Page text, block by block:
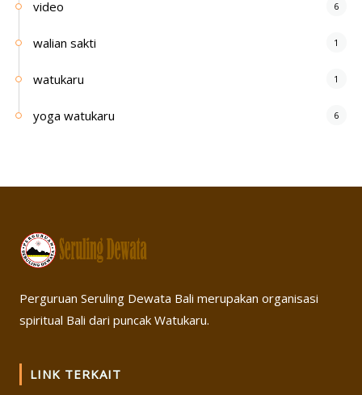
video 6
walian sakti 1
watukaru 1
yoga watukaru 6
Perguruan Seruling Dewata Bali merupakan organisasi
spiritual Bali dari puncak Watukaru.
LINK TERKAIT